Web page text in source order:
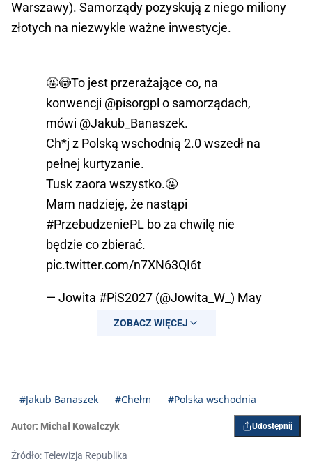
Warszawy). Samorządy pozyskują z niego miliony
złotych na niezwykle ważne inwestycje.
🤬😳To jest przerażające co, na
konwencji @pisorgpl o samorządach,
mówi @Jakub_Banaszek.
Ch*j z Polską wschodnią 2.0 wszedł na
pełnej kurtyzanie.
Tusk zaora wszystko.🤬
Mam nadzieję, że nastąpi
#PrzebudzeniePL bo za chwilę nie
będzie co zbierać.
pic.twitter.com/n7XN63QI6t
— Jowita #PiS2027 (@Jowita_W_) May
ZOBACZ WIĘCEJ
#Jakub Banaszek #Chełm #Polska wschodnia
Autor: Michał Kowalczyk Udostępnij
Źródło: Telewizja Republika